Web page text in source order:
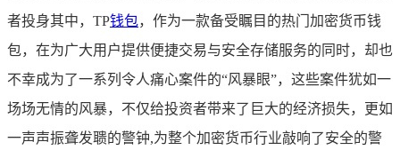
者投身其中，TP钱包，作为一款备受瞩目的热门加密货币钱
包，在为广大用户提供便捷交易与安全存储服务的同时，却也
不幸成为了一系列令人痛心案件的“风暴眼”，这些案件犹如一
场场无情的风暴，不仅给投资者带来了巨大的经济损失，更如
一声声振聋发聩的警钟,为整个加密货币行业敲响了安全的警